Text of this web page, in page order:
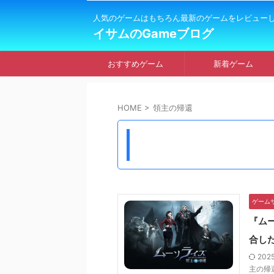
人気のゲームはもちろん最新のゲームをレビュー
イサムのGameブログ
おすすめゲーム 新着ゲーム
HOME > 領主の帰還
ゲーム
『
合し
主の帰